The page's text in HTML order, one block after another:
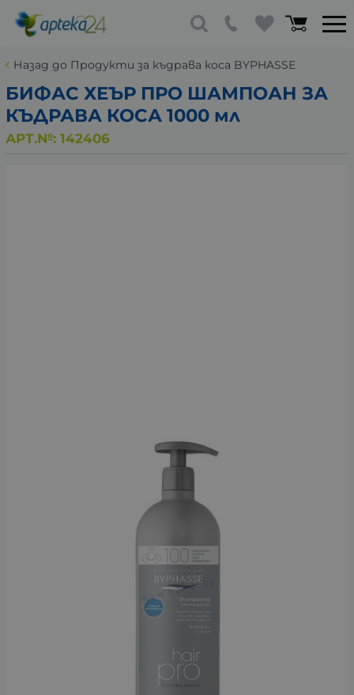
Назад до Продукти за къдрава коса BYPHASSE
БИФАС ХЕЪР ПРО ШАМПОАН ЗА
КЪДРАВА КОСА 1000 мл
АРТ.№: 142406